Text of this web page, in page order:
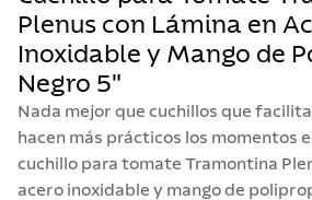
Plenus con Lámina en
Inoxidable y Mango de
Negro 5"
Nada mejor que cuchillos que
hacen más prácticos los momentos
cuchillo para tomate Tramontina
acero inoxidable y mango de
2.
cubiertos
3.
sarten
4.
lavaplatos
5.
ollas
6.
acero inoxidable